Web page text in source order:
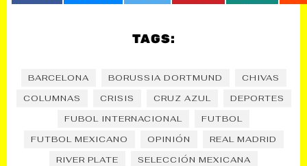
TAGS:
BARCELONA BORUSSIA DORTMUND
CHIVAS
COLUMNAS
CRISIS CRUZ AZUL
DEPORTES
FUBOL INTERNACIONAL
FUTBOL
FUTBOL MEXICANO
OPINIÓN
REAL MADRID
RIVER PLATE
SELECCIÓN MEXICANA